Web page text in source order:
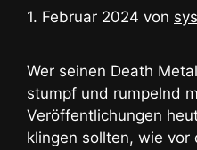
1. Februar 2024 von
Wer seinen Death
stumpf und rumpelnd
Veröffentlichungen
klingen sollten, wie vor